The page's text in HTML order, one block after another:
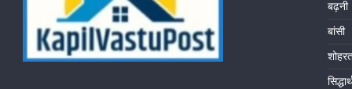
बढ़नी
बांसी